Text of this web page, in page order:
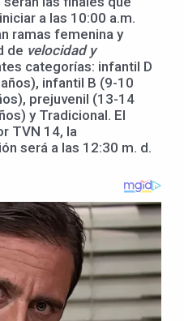
a las 10:00 a.m.
ramas femenina y
de velocidad y
categorías: infantil D
infantil B (9-10
prejuvenil (13-14
y Tradicional. El
TVN 14, la
será a las 12:30 m. d.